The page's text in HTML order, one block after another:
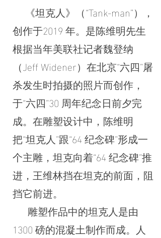
《坦克人》（“Tank-man”），
创作于2019 年。是陈维明先生
根据当年美联社记者魏登纳
（Jeff Widener）在北京“六四”屠
杀发生时拍摄的照片而创作，
于“六四”30 周年纪念日前夕完
成。在雕塑设计中，陈维明
把“坦克人”跟“64 纪念碑”形成一
个主雕，坦克向着“64 纪念碑”推
进，王维林挡在坦克的前面，阻
挡它前进。
雕塑作品中的坦克人是由
1300 磅的混凝土制作而成。人